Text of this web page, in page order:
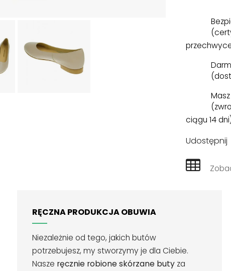
ciągu 14
Udostępnij
RĘCZNA PRODUKCJA OBUWIA
Niezależnie od tego, jakich butów
potrzebujesz, my stworzymy je dla Ciebie.
Nasze ręcznie robione skórzane butyza